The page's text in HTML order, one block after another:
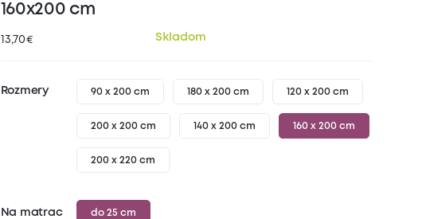
160x200 cm
13,70 € Skladom
Rozmery 90 x 200 cm 180 x 200 cm 120 x 200 cm
200 x 200 cm 140 x 200 cm 160 x 200 cm
200 x 220 cm
Na matrac do 25 cm